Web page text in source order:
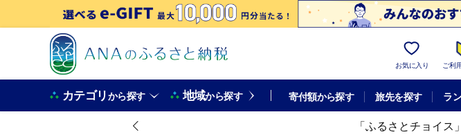
お気に入り ご利
カテゴリから探す 地域から探す 寄付額から探す 旅先を探す ラ
「ふるさとチョイス